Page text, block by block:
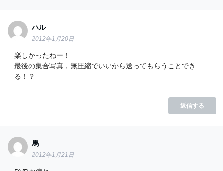
ハル
2012年1月20日
楽しかったねー！
最後の集合写真，無圧縮でいいから送ってもらうことでき
る！？
返信する
馬
2012年1月21日